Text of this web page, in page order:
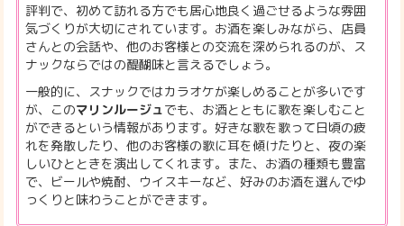
評判で、初めて訪れる方でも居心地良く過ごせるような雰囲
気づくりが大切にされています。お酒を楽しみながら、店員
さんとの会話や、他のお客様との交流を深められるのが、ス
ナックならではの醍醐味と言えるでしょう。
一般的に、スナックではカラオケが楽しめることが多いです
が、このマリンルージュでも、お酒とともに歌を楽しむこと
ができるという情報があります。好きな歌を歌って日頃の疲
れを発散したり、他のお客様の歌に耳を傾けたりと、夜の楽
しいひとときを演出してくれます。また、お酒の種類も豊富
で、ビールや焼酎、ウイスキーなど、好みのお酒を選んでゆ
っくりと味わうことができます。